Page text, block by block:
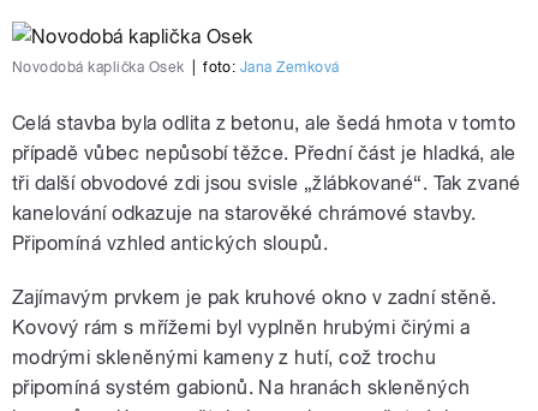
Novodobá kaplička Osek foto: Jana Zemková
Celá stavba byla odlita z betonu, ale šedá hmota v tomto
případě vůbec nepůsobí těžce. Přední část je hladká, ale
tři další obvodové zdi jsou svisle „žlábkované“. Tak zvané
kanelování odkazuje na starověké chrámové stavby.
Připomíná vzhled antických sloupů.
Zajímavým prvkem je pak kruhové okno v zadní stěně.
Kovový rám s mřížemi byl vyplněn hrubými čirými a
modrými skleněnými kameny z hutí, což trochu
připomíná systém gabionů. Na hranách skleněných